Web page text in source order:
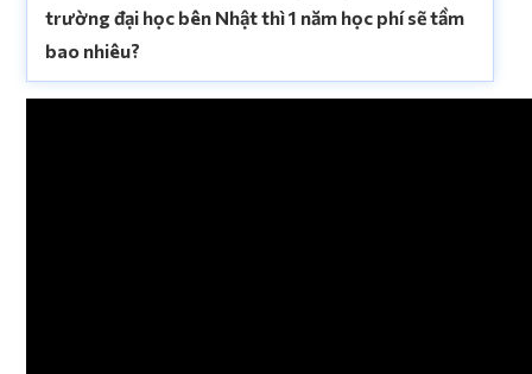
trường đại học bên Nhật thì 1 năm học phí sẽ tầm
bao nhiêu?